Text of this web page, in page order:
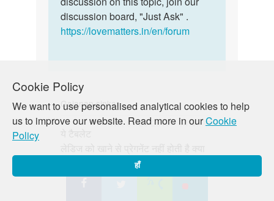
Cookie Policy
We want to use personalised analytical cookies to help
us to improve our website. Read more in ourCookie
Policy
हाँ
discussion board, "Just Ask" .
https://lovematters.in/en/forum
Gajanan sinkar
मंगल, 01/29/2019 - 04:47 बजे
पर्मालिंक
को